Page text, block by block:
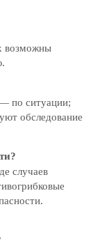
возможны
по ситуации;
обследование
случаев